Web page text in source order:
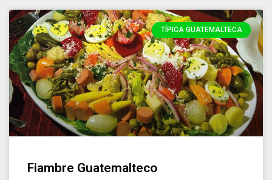
TÍPICA GUATEMALTECA
Fiambre Guatemalteco